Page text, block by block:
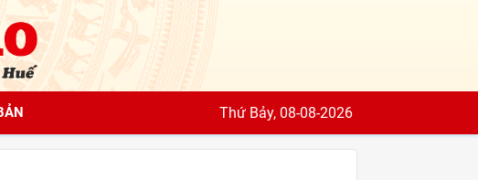
Thứ Bảy, 08-08-2026